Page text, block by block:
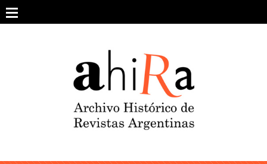
content
ARCHIVO DE REVISTAS
ESTUDIOS CRÍTICOS